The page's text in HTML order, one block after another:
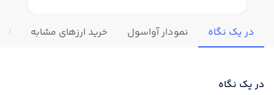
در یک نگاه نمودار آواسول خرید ارزهای مشابه
در یک نگاه